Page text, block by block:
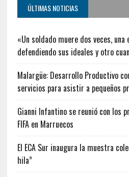
ÚLTIMAS NOTICIAS
«Un soldado muere dos veces, una
defendiendo sus ideales y otro
Malargüe: Desarrollo Productivo
servicios para asistir a pequeños
Gianni Infantino se reunió con los
FIFA en Marruecos
El ECA Sur inaugura la muestra
hila”